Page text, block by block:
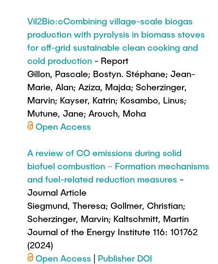
Vil2Bio:cCombining village-scale biogas
production with pyrolysis in biomass stoves
for off-grid sustainable clean cooking and
cold production - Report
Gillon, Pascale; Bostyn. Stéphane; Jean-
Marie, Alan; Aziza, Majda; Scherzinger,
Marvin; Kayser, Katrin; Kosambo, Linus;
Mutune, Jane; Arouch, Moha
Open Access
A review of CO emissions during solid
biofuel combustion – Formation mechanisms
and fuel-related reduction measures -
Journal Article
Siegmund, Theresa; Gollmer, Christian;
Scherzinger, Marvin; Kaltschmitt, Martin
Journal of the Energy Institute 116: 101762
(2024)
Open Access
Publisher DOI